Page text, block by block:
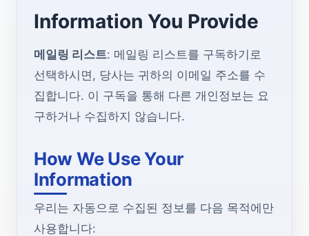
Information You Provide
메일링 리스트: 메일링 리스트를 구독하기로
선택하시면, 당사는 귀하의 이메일 주소를 수
집합니다. 이 구독을 통해 다른 개인정보는 요
구하거나 수집하지 않습니다.
How We Use Your
Information
우리는 자동으로 수집된 정보를 다음 목적에만
사용합니다: